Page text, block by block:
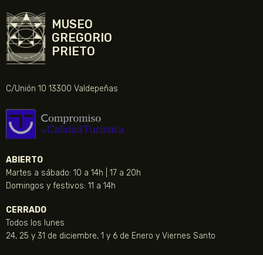
MUSEO
GREGORIO
PRIETO
C/Unión 10 13300 Valdepeñas
ABIERTO
Martes a sábado: 10 a 14h | 17 a 20h
Domingos y festivos: 11 a 14h
CERRADO
Todos los lunes
24, 25 y 31 de diciembre, 1 y 6 de Enero y Viernes Santo